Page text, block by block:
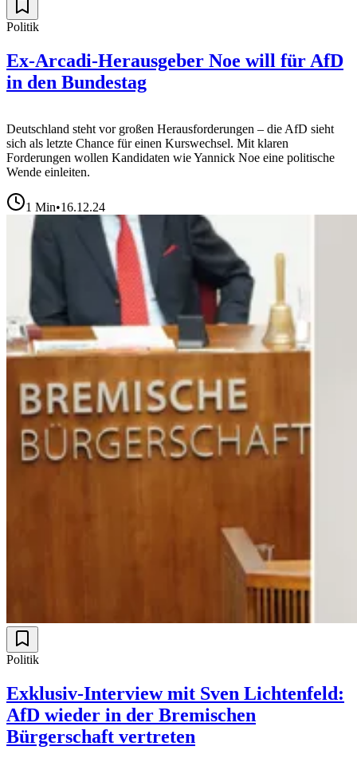
Politik
Ex-Arcadi-Herausgeber Noe will für AfD
in den Bundestag
Deutschland steht vor großen Herausforderungen – die AfD sieht
sich als letzte Chance für einen Kurswechsel. Mit klaren
Forderungen wollen Kandidaten wie Yannick Noe eine politische
Wende einleiten.
1 Min•16.12.24
Politik
Exklusiv-Interview mit Sven Lichtenfeld:
AfD wieder in der Bremischen
Bürgerschaft vertreten